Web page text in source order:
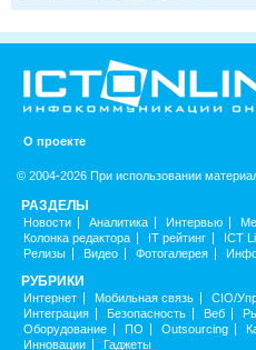
О проекте
© 2004-2026 При использовании
РАЗДЕЛЫ
Новости Аналитика Интервью
Колонка редактора
IT рейтинг ICT
Релизы
Видео Фотогалерея
РУБРИКИ
Интернет Мобильная связь CIO/
Интеграция
Безопасность Веб
Оборудование
ПО Outsourcing
Инновации
Гаджеты